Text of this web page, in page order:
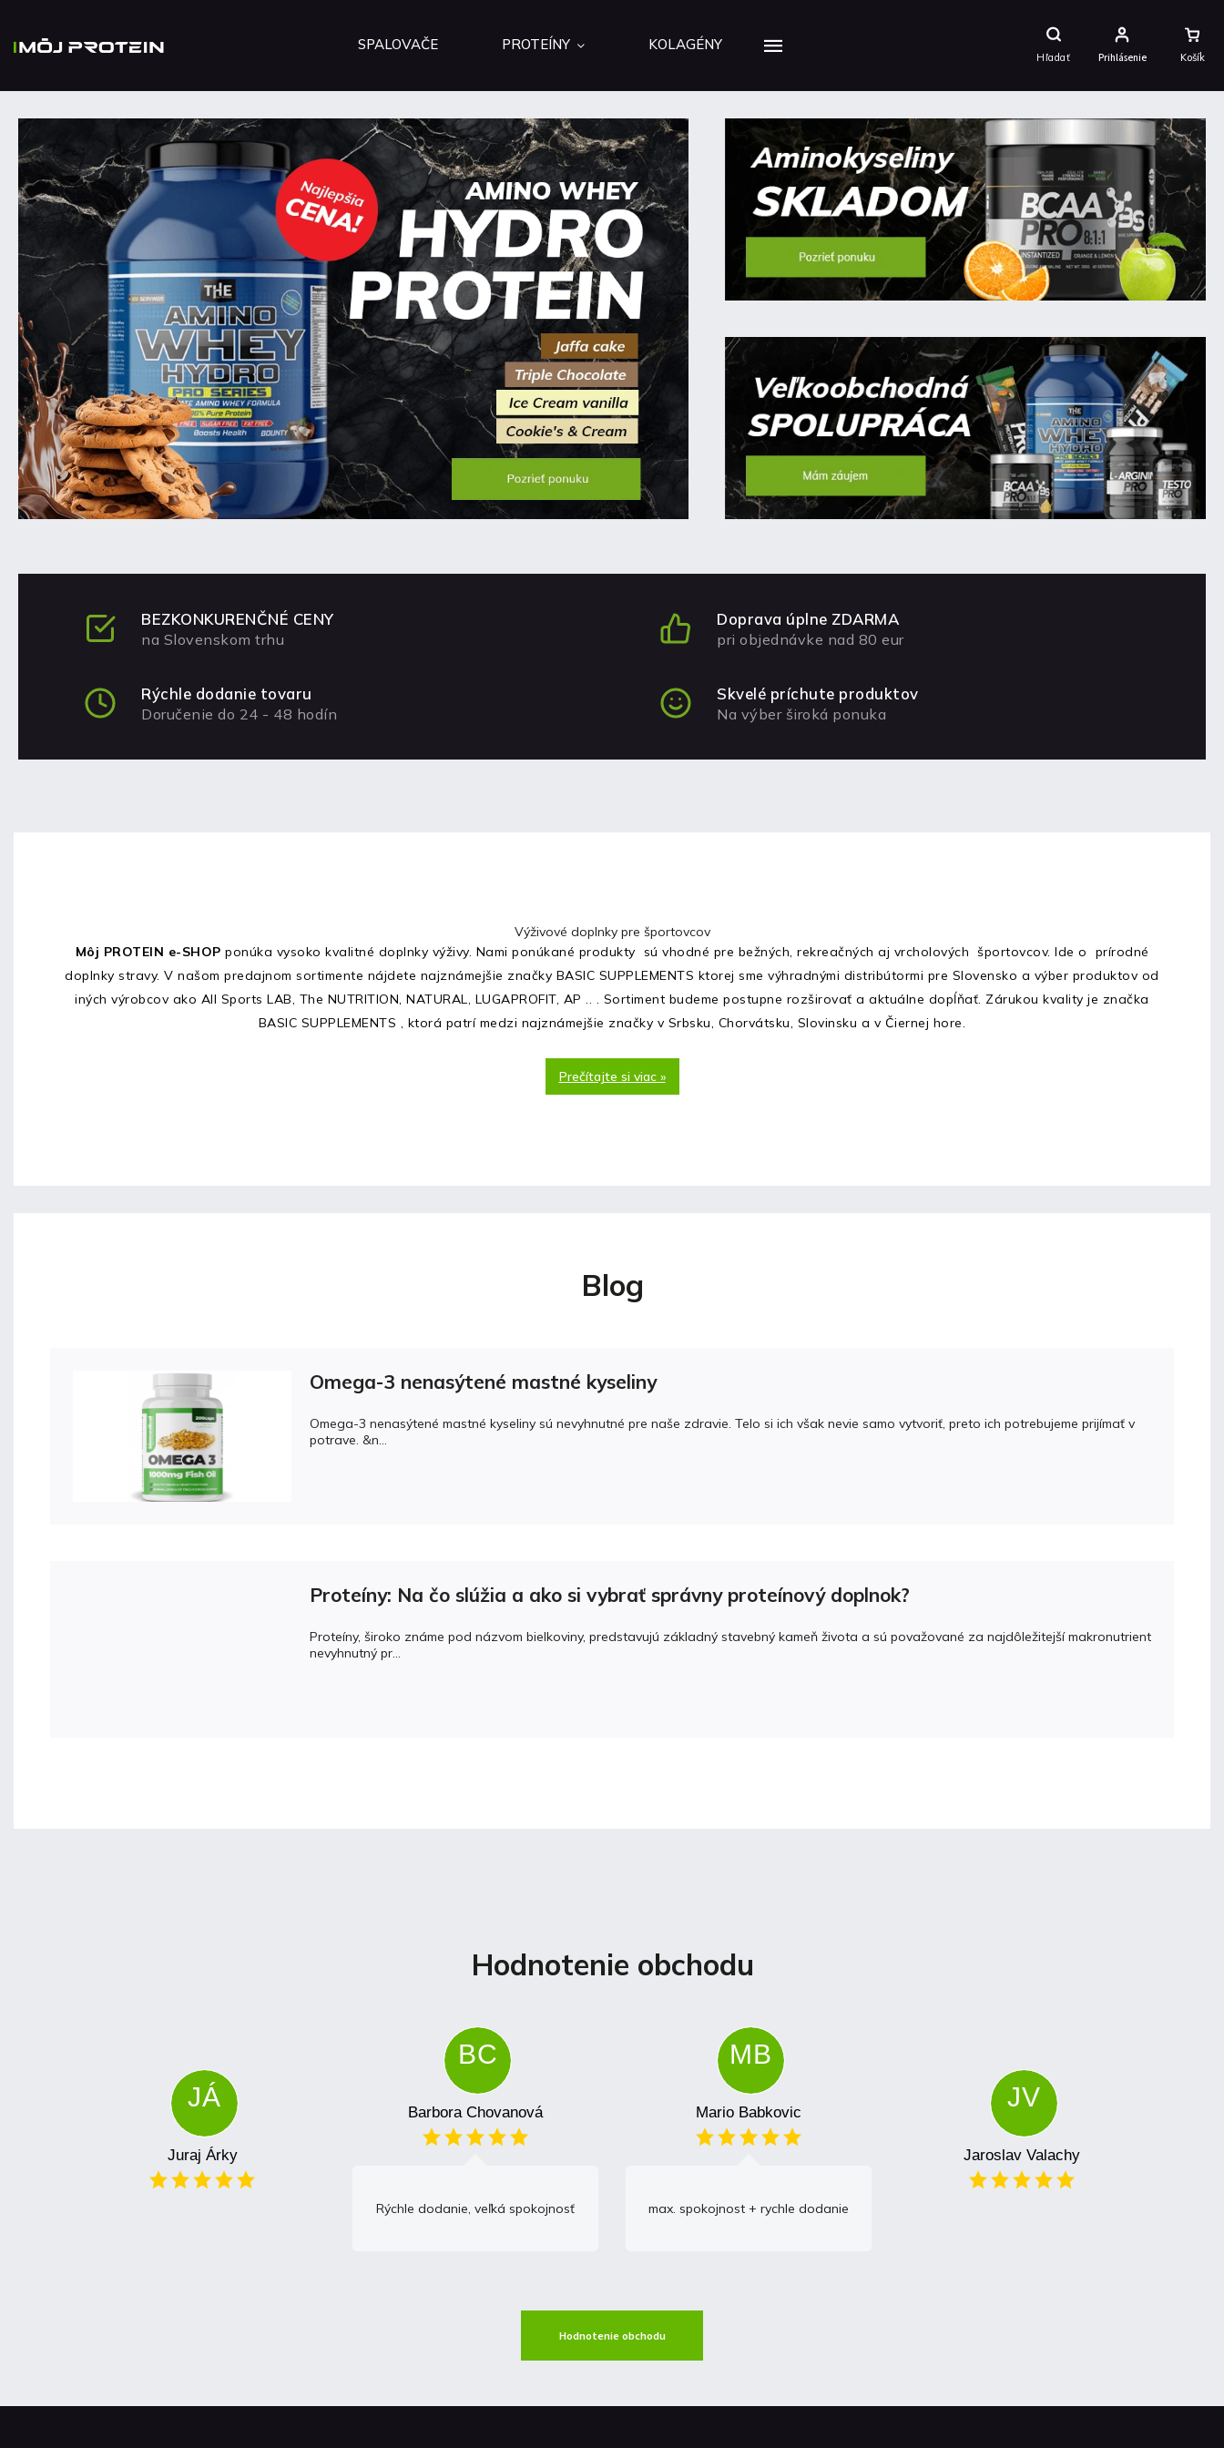
Hľadať
Nákupný
Košík
Prihlásenie
SPALOVAČE PROTEÍNY KOLAGÉNY
BEZKONKURENČNÉ CENY
na Slovenskom trhu
Doprava úplne ZDARMA
pri objednávke nad 80 eur
Rýchle dodanie tovaru
Doručenie do 24 - 48 hodín
Skvelé príchute produktov
Na výber široká ponuka
Výživové doplnky pre športovcov
Môj PROTEIN e-SHOP ponúka vysoko kvalitné doplnky výživy. Nami ponúkané produkty sú vhodné pre bežných, rekreačných aj vrcholových športovcov. Ide o prírodné
doplnky stravy. V našom predajnom sortimente nájdete najznámejšie značky BASIC SUPPLEMENTS ktorej sme výhradnými distribútormi pre Slovensko a výber produktov od
iných výrobcov ako All Sports LAB, The NUTRITION, NATURAL, LUGAPROFIT, AP .. . Sortiment budeme postupne rozširovať a aktuálne dopĺňať. Zárukou kvality je značka
BASIC SUPPLEMENTS , ktorá patrí medzi najznámejšie značky v Srbsku, Chorvátsku, Slovinsku a v Čiernej hore.
Prečítajte si viac »
Blog
Omega-3 nenasýtené mastné kyseliny
Omega-3 nenasýtené mastné kyseliny sú nevyhnutné pre naše zdravie. Telo si ich však nevie samo vytvoriť, preto ich potrebujeme prijímať v
potrave. &n...
Proteíny: Na čo slúžia a ako si vybrať správny proteínový doplnok?
Proteíny, široko známe pod názvom bielkoviny, predstavujú základný stavebný kameň života a sú považované za najdôležitejší makronutrient
nevyhnutný pr...
Hodnotenie obchodu
JÁ
Juraj Árky
BC
Barbora Chovanová
Rýchle dodanie, veľká spokojnosť
MB
Mario Babkovic
max. spokojnost + rychle dodanie
JV
Jaroslav Valachy
Hodnotenie obchodu